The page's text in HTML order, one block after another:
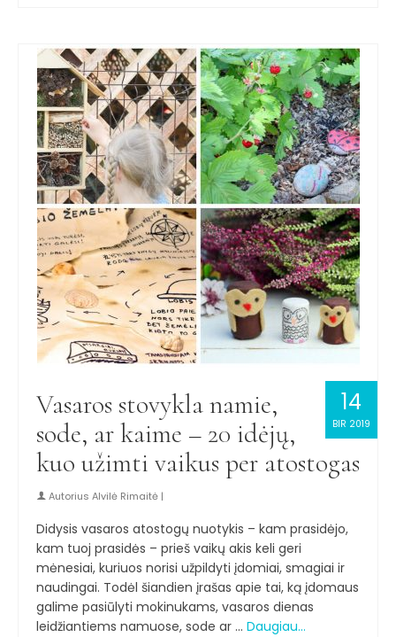
14
BIR 2019
Vasaros stovykla namie,
sode, ar kaime – 20 idėjų,
kuo užimti vaikus per atostogas
Autorius Alvilė Rimaitė |
Didysis vasaros atostogų nuotykis – kam prasidėjo,
kam tuoj prasidės – prieš vaikų akis keli geri
mėnesiai, kuriuos norisi užpildyti įdomiai, smagiai ir
naudingai. Todėl šiandien įrašas apie tai, ką įdomaus
galime pasiūlyti mokinukams, vasaros dienas
leidžiantiems namuose, sode ar … Daugiau…